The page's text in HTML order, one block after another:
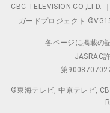
CBC TELEVISION CO.,LTD.
ガードプロジェクト
各ページに掲載の
JASRAC
第
©東海テレビ, 中京テレビ,